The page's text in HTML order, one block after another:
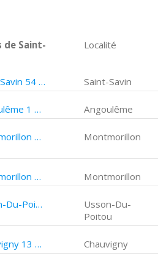
de Saint-
Localité
La Banque Postale Saint-Savin 54 Place de La Libération Saint-Savin
La Banque Postale Angoulême 1 Rue Raymond Poincaré Angoulême
La Banque Postale Montmorillon 29 Boulevard de Strasbourg Montmorillon
La Banque Postale Montmorillon 2 Avenue de Provence Montmorillon
La Banque Postale Usson-Du-Poitou 19 Grand Rue
Usson-Du-
Poitou
La Banque Postale Chauvigny 13 Rue de Banfora Chauvigny